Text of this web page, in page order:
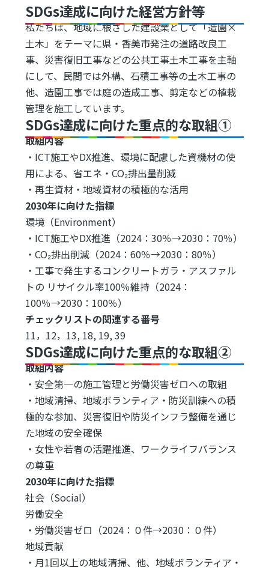
SDGs達成に向けた経営方針等
私たちは、地域に根ざした建設業として「造園×
土木」をテーマに県・香美市発注の道路改良工
事、災害復旧工事などの公共工事土木工事を主軸
にして、民間では外構、石積工事等の土木工事の
他、造園工事では庭の造成工事、剪定などの植栽
管理を施工しています。
SDGs達成に向けた重点的な取組①
取組内容
・ICT施工やDX推進、環境に配慮した資機材の使
用による、省エネ・CO₂排出量削減
・再生資材・地域資材の積極的な活用
2030年に向けた指標
環境（Environment）
・ICT施工やDX推進（2024：30％→2030：70％）
・CO₂排出削減（2024：60％→2030：80％）
・工事で発生するコンクリートガラ・アスファル
トの リサイクル率100％維持（2024：
100％→2030：100％）
チェックリストの関連する番号
11，12，13, 18, 19, 39
SDGs達成に向けた重点的な取組②
取組内容
・安全第一の施工管理と労働災害ゼロへの取組
・地域清掃、地域ボランティア・防災訓練への積
極的な参加、災害復旧や防災インフラ整備を通じ
た地域の安全確保
・女性や若者の活躍推進、ワークライフバランス
の尊重
2030年に向けた指標
社会（Social）
労働安全
・労働災害ゼロ（2024：０件→2030：０件）
地域貢献
・月1回以上の地域清掃、他、地域ボランティア・